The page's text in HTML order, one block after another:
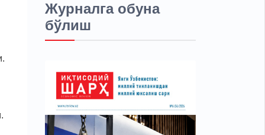
Журналга обуна
бўлиш